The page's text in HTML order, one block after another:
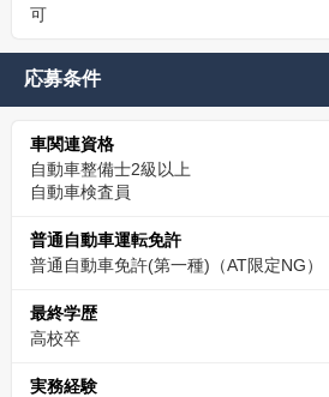
可
応募条件
車関連資格
自動車整備士2級以上
自動車検査員
普通自動車運転免許
普通自動車免許(第一種)（AT限定NG）
最終学歴
高校卒
実務経験